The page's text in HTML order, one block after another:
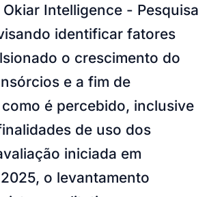
Intelligence - Pesquisa
identificar fatores
o crescimento do
e a fim de
é percebido, inclusive
de uso dos
iniciada em
o levantamento